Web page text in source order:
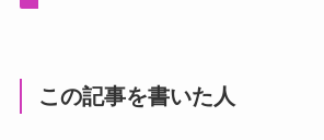
この記事を書いた人